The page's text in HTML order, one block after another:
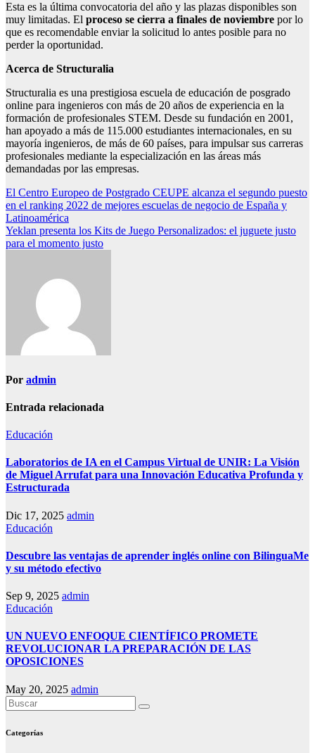
Esta es la última convocatoria del año y las plazas disponibles son
muy limitadas. El proceso se cierra a finales de noviembre por lo
que es recomendable enviar la solicitud lo antes posible para no
perder la oportunidad.
Acerca de Structuralia
Structuralia es una prestigiosa escuela de educación de posgrado
online para ingenieros con más de 20 años de experiencia en la
formación de profesionales STEM. Desde su fundación en 2001,
han apoyado a más de 115.000 estudiantes internacionales, en su
mayoría ingenieros, de más de 60 países, para impulsar sus carreras
profesionales mediante la especialización en las áreas más
demandadas por las empresas.
Navegación
de
entradas
El Centro Europeo de Postgrado CEUPE alcanza el segundo puesto
en el ranking 2022 de mejores escuelas de negocio de España y
Latinoamérica
Yeklan presenta los Kits de Juego Personalizados: el juguete justo
para el momento justo
Por admin
Entrada relacionada
Educación
Laboratorios de IA en el Campus Virtual de UNIR: La Visión
de Miguel Arrufat para una Innovación Educativa Profunda y
Estructurada
Dic 17, 2025 admin
Educación
Descubre las ventajas de aprender inglés online con BilinguaMe
y su método efectivo
Sep 9, 2025 admin
Educación
UN NUEVO ENFOQUE CIENTÍFICO PROMETE
REVOLUCIONAR LA PREPARACIÓN DE LAS
OPOSICIONES
May 20, 2025 admin
Categorías